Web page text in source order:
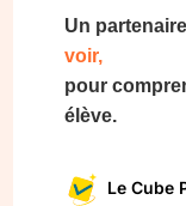
Un
voir,
pour
élève.
Le Cube